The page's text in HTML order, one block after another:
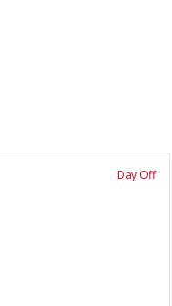
Day Off